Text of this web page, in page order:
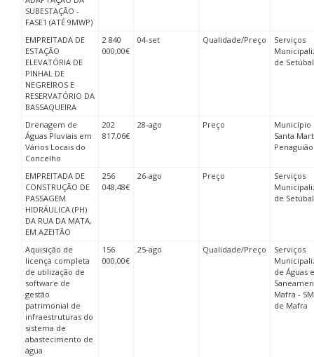
SUBESTAÇÃO -
FASE1 (ATÉ 9MWP)
EMPREITADA DE
ESTAÇÃO
ELEVATÓRIA DE
PINHAL DE
NEGREIROS E
RESERVATÓRIO DA
BASSAQUEIRA
2 840
000,00€
04-set Qualidade/Preço
Serviços
de Setúbal
Drenagem de
Águas Pluviais em
Vários Locais do
Concelho
202
817,06€
28-ago Preço
Município
Santa
Penaguião
EMPREITADA DE
CONSTRUÇÃO DE
PASSAGEM
HIDRÁULICA (PH)
DA RUA DA MATA,
EM AZEITÃO
256
048,48€
26-ago Preço
Serviços
de Setúbal
Aquisição de
licença completa
de utilização de
software de
gestão
patrimonial de
infraestruturas do
sistema de
abastecimento de
água
156
000,00€
25-ago Qualidade/Preço
Serviços
de Águas e
Mafra -
de Mafra